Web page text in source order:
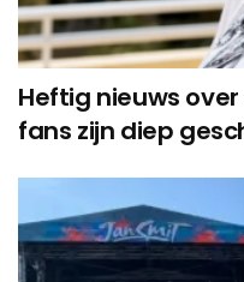
Heftig nieuws
fans zijn diep